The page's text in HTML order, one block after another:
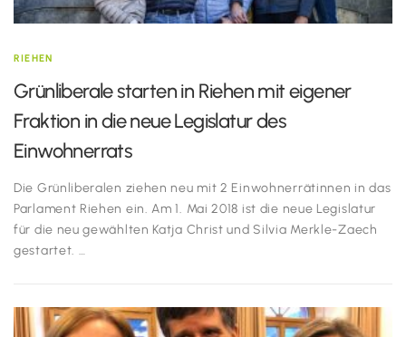
RIEHEN
Grünliberale starten in Riehen mit eigener
Fraktion in die neue Legislatur des
Einwohnerrats
Die Grünliberalen ziehen neu mit 2 Einwohnerrätinnen in das
Parlament Riehen ein. Am 1. Mai 2018 ist die neue Legislatur
für die neu gewählten Katja Christ und Silvia Merkle-Zaech
gestartet. …